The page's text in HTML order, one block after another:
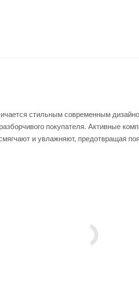
стильным современным
покупателя. Активные
и увлажняют, предотвращая